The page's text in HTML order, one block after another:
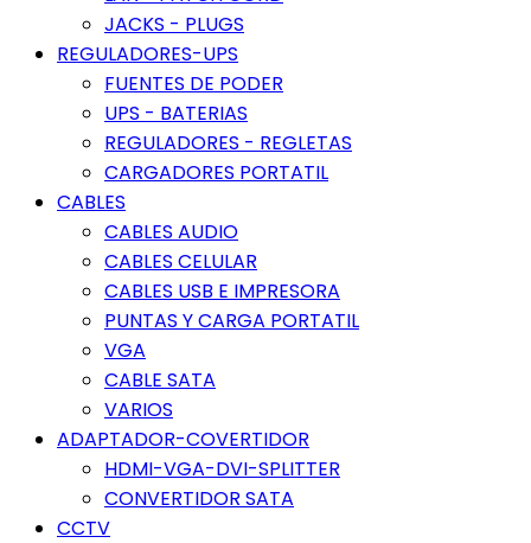
JACKS - PLUGS
REGULADORES-UPS
FUENTES DE PODER
UPS - BATERIAS
REGULADORES - REGLETAS
CARGADORES PORTATIL
CABLES
CABLES AUDIO
CABLES CELULAR
CABLES USB E IMPRESORA
PUNTAS Y CARGA PORTATIL
VGA
CABLE SATA
VARIOS
ADAPTADOR-COVERTIDOR
HDMI-VGA-DVI-SPLITTER
CONVERTIDOR SATA
CCTV